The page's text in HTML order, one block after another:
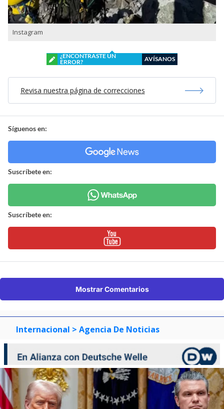
Instagram
¿ENCONTRASTE UN
ERROR?
AVÍSANOS
Revisa nuestra página de correcciones
Síguenos en:
Suscríbete en:
Suscríbete en:
Mostrar Comentarios
Internacional > Agencia De Noticias